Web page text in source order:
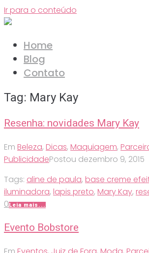
Ir para o conteúdo
Home
Blog
Contato
Tag: Mary Kay
Resenha: novidades Mary Kay
Em Beleza, Dicas, Maquiagem,
PublicidadePostou dezembro 9, 2015
Tags: aline de paula, base creme
iluminadora, lapis preto, Mary Kay,
0Leia mais...
Evento Bobstore